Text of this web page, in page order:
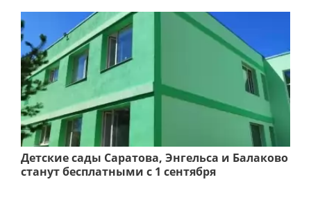
Детские сады Саратова, Энгельса и Балаково
станут бесплатными с 1 сентября